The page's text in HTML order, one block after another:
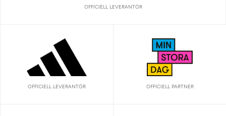
OFFICIELL LEVERANTÖR
OFFICIELL LEVERANTÖR OFFICIELL PARTNER